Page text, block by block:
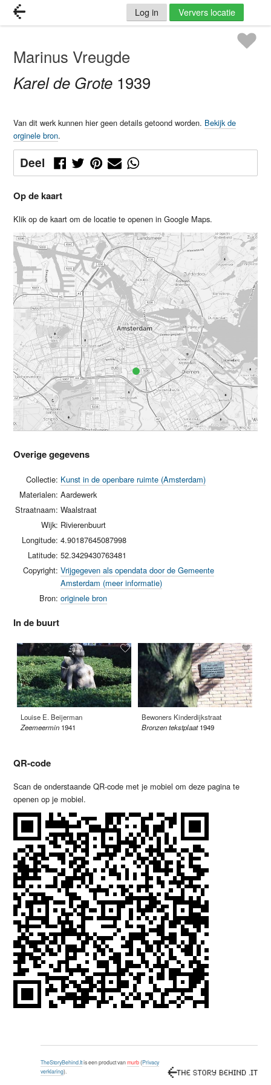
Log in Ververs locatie
Marinus Vreugde
Karel de Grote 1939
Van dit werk kunnen hier geen details getoond worden. Bekijk de
orginele bron.
Deel
Op de kaart
Klik op de kaart om de locatie te openen in Google Maps.
Overige gegevens
Collectie: Kunst in de openbare ruimte (Amsterdam)
Materialen: Aardewerk
Straatnaam: Waalstraat
Wijk: Rivierenbuurt
Longitude: 4.90187645087998
Latitude: 52.3429430763481
Copyright: Vrijgegeven als opendata door de Gemeente
Amsterdam (meer informatie)
Bron: originele bron
In de buurt
Louise E. Beijerman
Zeemeermin 1941
Bewoners Kinderdijkstraat
Bronzen tekstplaat 1949
QR-code
Scan de onderstaande QR-code met je mobiel om deze pagina te
openen op je mobiel.
TheStoryBehind.Itis een product vanmurb(Privacy
verklaring).